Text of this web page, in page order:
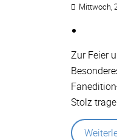
Mittwoch,
Zur Feier
Stolz